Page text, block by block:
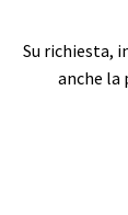
Su richiesta,
anche la